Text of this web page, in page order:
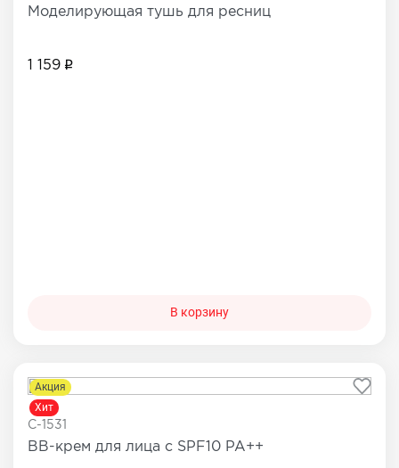
Моделирующая тушь для ресниц
1 159
В корзину
Акция
Хит
C-1531
BB-крем для лица с SPF10 PA++